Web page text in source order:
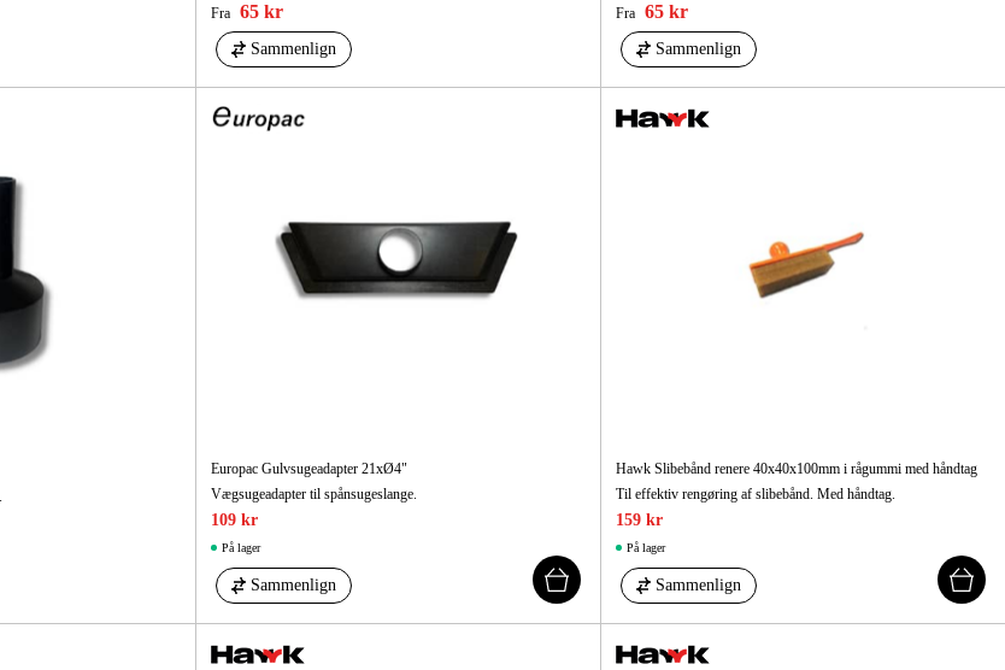
Fra 65 kr
Sammenlign
Fra 65 kr
Sammenlign
Europac Gulvsugeadapter 21xØ4"
Vægsugeadapter til spånsugeslange.
109 kr
På lager
Sammenlign
Hawk Slibebånd renere 40x40x100mm i rågummi med håndtag
Til effektiv rengøring af slibebånd. Med håndtag.
159 kr
På lager
Sammenlign